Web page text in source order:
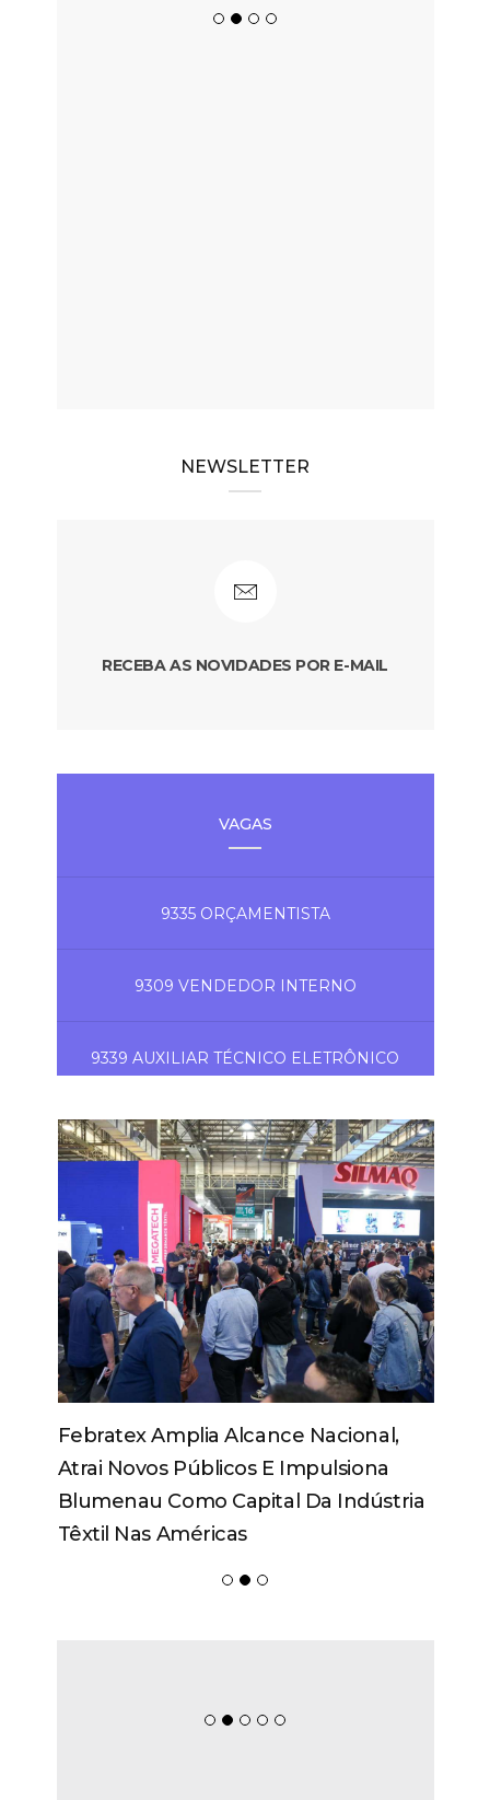
NEWSLETTER
RECEBA AS NOVIDADES POR E-MAIL
VAGAS
9335 ORÇAMENTISTA
9309 VENDEDOR INTERNO
9339 AUXILIAR TÉCNICO ELETRÔNICO
Febratex Amplia Alcance Nacional,
Atrai Novos Públicos E Impulsiona
Blumenau Como Capital Da Indústria
Têxtil Nas Américas